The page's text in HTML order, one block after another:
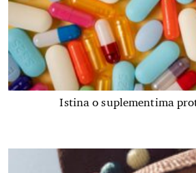
Istina o suplementima